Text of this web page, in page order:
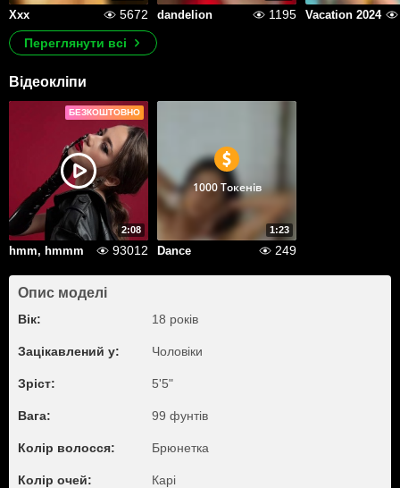
Xxx 5672 dandelion 1195 Vacation 2024
Переглянути всі
Відеокліпи
БЕЗКОШТОВНО
2:08
hmm, hmmm 93012
1:23
1000 Токенів
Dance 249
Опис моделі
Вік: 18 років
Зацікавлений у: Чоловіки
Зріст: 5'5"
Вага: 99 фунтів
Колір волосся: Брюнетка
Колір очей: Карі